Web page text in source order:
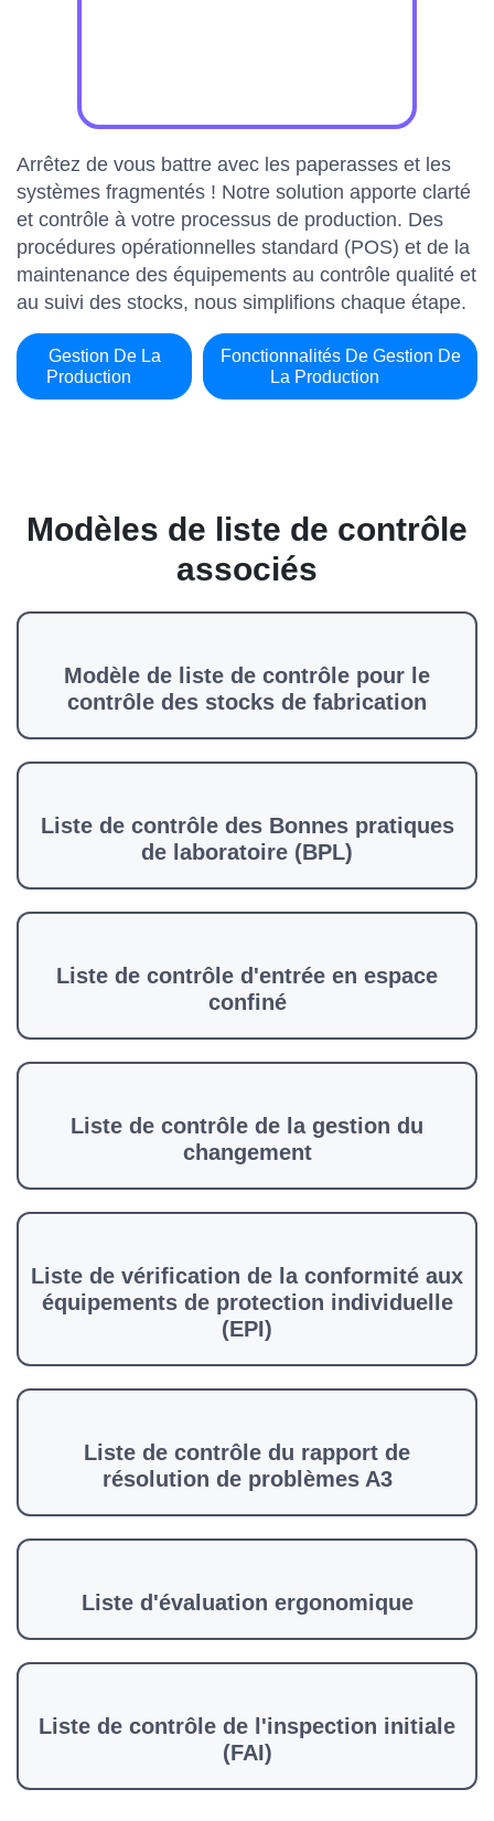
Arrêtez de vous battre avec les paperasses et les
systèmes fragmentés ! Notre solution apporte clarté
et contrôle à votre processus de production. Des
procédures opérationnelles standard (POS) et de la
maintenance des équipements au contrôle qualité et
au suivi des stocks, nous simplifions chaque étape.
Gestion De La
Production
Fonctionnalités De Gestion De
La Production
Modèles de liste de contrôle
associés
Modèle de liste de contrôle pour le
contrôle des stocks de fabrication
Liste de contrôle des Bonnes pratiques
de laboratoire (BPL)
Liste de contrôle d'entrée en espace
confiné
Liste de contrôle de la gestion du
changement
Liste de vérification de la conformité aux
équipements de protection individuelle
(EPI)
Liste de contrôle du rapport de
résolution de problèmes A3
Liste d'évaluation ergonomique
Liste de contrôle de l'inspection initiale
(FAI)